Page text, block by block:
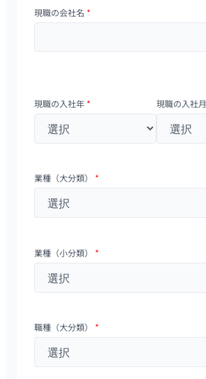
現職の会社名 *
現職の入社年 * 現職の入社月
業種（大分類） *
業種（小分類） *
職種（大分類） *